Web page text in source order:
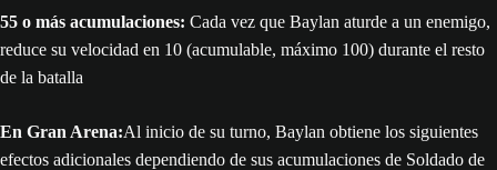
55 o más acumulaciones: Cada vez que Baylan aturde a un enemigo,
reduce su velocidad en 10 (acumulable, máximo 100) durante el resto
de la batalla
En Gran Arena:Al inicio de su turno, Baylan obtiene los siguientes
efectos adicionales dependiendo de sus acumulaciones de Soldado de